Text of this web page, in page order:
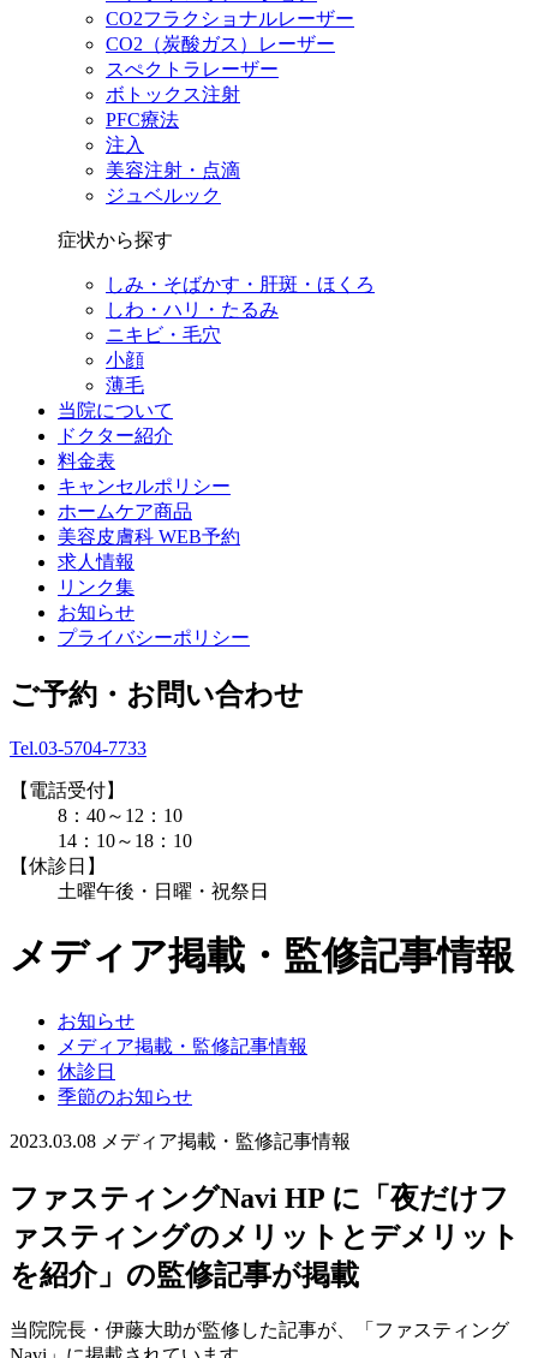
CO2フラクショナルレーザー
CO2（炭酸ガス）レーザー
スぺクトラレーザー
ボトックス注射
PFC療法
注入
美容注射・点滴
ジュベルック
症状から探す
しみ・そばかす・肝斑・ほくろ
しわ・ハリ・たるみ
ニキビ・毛穴
小顔
薄毛
当院について
ドクター紹介
料金表
キャンセルポリシー
ホームケア商品
美容皮膚科 WEB予約
求人情報
リンク集
お知らせ
プライバシーポリシー
ご予約・お問い合わせ
Tel.03-5704-7733
【電話受付】
8：40～12：10
14：10～18：10
【休診日】
土曜午後・日曜・祝祭日
メディア掲載・監修記事情報
お知らせ
メディア掲載・監修記事情報
休診日
季節のお知らせ
2023.03.08 メディア掲載・監修記事情報
ファスティングNavi HP に「夜だけフ
ァスティングのメリットとデメリット
を紹介」の監修記事が掲載
当院院長・伊藤大助が監修した記事が、「ファスティング